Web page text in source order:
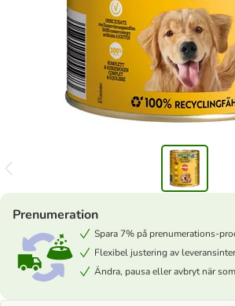
Prenumeration
Spara 7% på prenumerations-
Flexibel justering av
Ändra, pausa eller avbryt när